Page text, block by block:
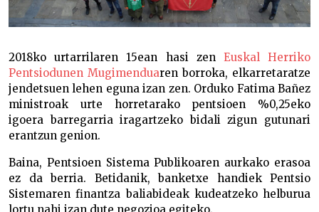
2018ko urtarrilaren 15ean hasi zen Euskal Herriko
Pentsiodunen Mugimenduaren borroka, elkarretaratze
jendetsuen lehen eguna izan zen. Orduko Fatima Bañez
ministroak urte horretarako pentsioen %0,25eko
igoera barregarria iragartzeko bidali zigun gutunari
erantzun genion.
Baina, Pentsioen Sistema Publikoaren aurkako erasoa
ez da berria. Betidanik, banketxe handiek Pentsio
Sistemaren finantza baliabideak kudeatzeko helburua